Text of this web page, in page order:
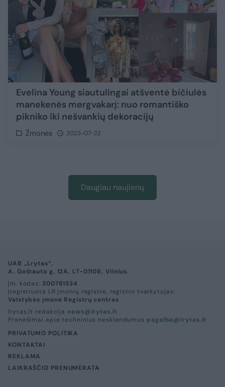
Evelina Young siautulingai atšventė bičiulės
manekenės mergvakarį: nuo romantiško
pikniko iki nešvankių dekoracijų
Žmonės 2023-07-22
Daugiau naujienų
UAB „Lrytas“,
A. Goštauto g. 12A, LT-01108, Vilnius.
Įm. kodas: 300781534
Įregistruota LR įmonių registre, registro tvarkytojas:
Valstybės įmonė Registrų centras
lrytas.lt redakcija news@lrytas.lt
Pranešimai apie techninius nesklandumus pagalba@lrytas.lt
PRIVATUMO POLITIKA
KONTAKTAI
REKLAMA
LAIKRAŠČIO PRENUMERATA